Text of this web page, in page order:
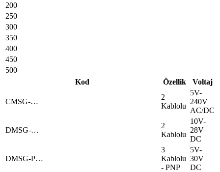
200
250
300
350
400
450
500
Kod
Özellik Voltaj
CMSG-…
2
Kablolu
5V-
240V
AC/DC
DMSG-…
2
Kablolu
10V-
28V
DC
DMSG-P…
3
Kablolu
- PNP
5V-
30V
DC